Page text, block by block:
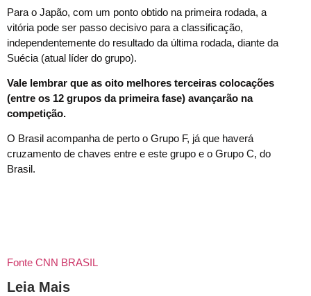
Para o Japão, com um ponto obtido na primeira rodada, a
vitória pode ser passo decisivo para a classificação,
independentemente do resultado da última rodada, diante da
Suécia (atual líder do grupo).
Vale lembrar que as oito melhores terceiras colocações
(entre os 12 grupos da primeira fase) avançarão na
competição.
O Brasil acompanha de perto o Grupo F, já que haverá
cruzamento de chaves entre e este grupo e o Grupo C, do
Brasil.
Fonte CNN BRASIL
Leia Mais